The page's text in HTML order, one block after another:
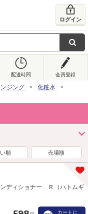
ログイン
配送時間 会員登録
ジング
化粧水
順 売場順
ディショナー Ｒ（ハトムギ
カートに